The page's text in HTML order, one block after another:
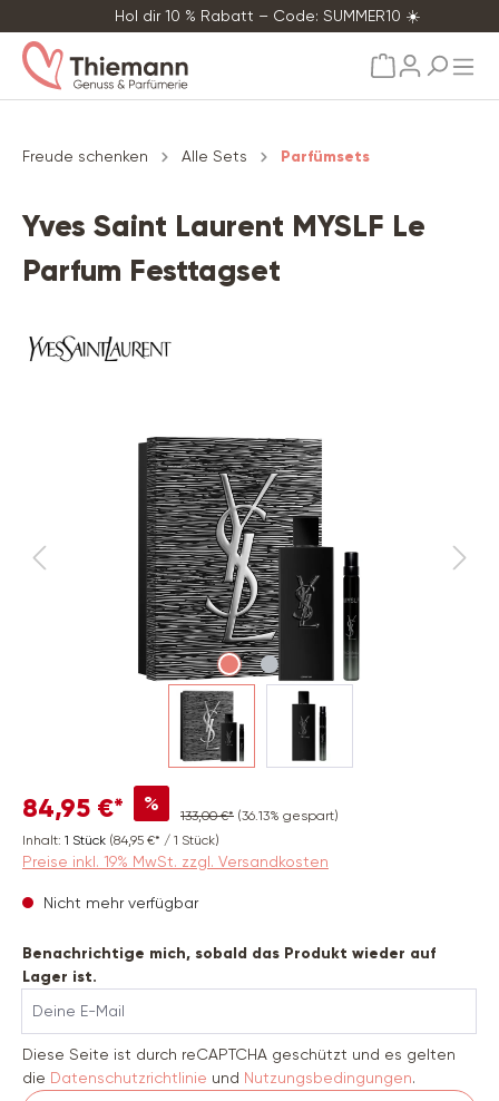
Hol dir 10 % Rabatt – Code: SUMMER10 ☀️
Freude schenken Alle Sets Parfümsets
Yves Saint Laurent MYSLF Le
Parfum Festtagset
Bildergalerie überspringen
84,95 €* % 133,00 €* (36.13% gespart)
Inhalt: 1 Stück (84,95 €* / 1 Stück)
Preise inkl. 19% MwSt. zzgl. Versandkosten
Nicht mehr verfügbar
Benachrichtige mich, sobald das Produkt wieder auf
Lager ist.
Diese Seite ist durch reCAPTCHA geschützt und es gelten
die Datenschutzrichtlinie und Nutzungsbedingungen.